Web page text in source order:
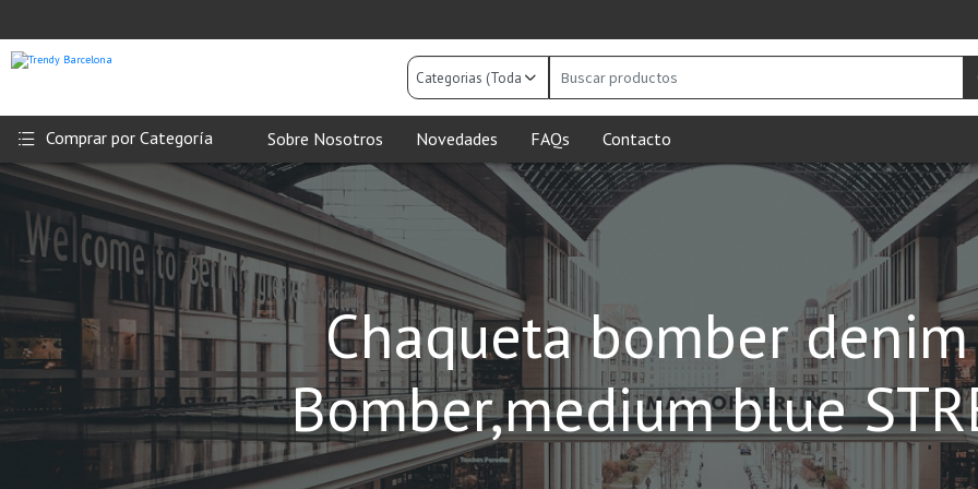
Categorias
(Todas)
productos
Comprar por Categoría Sobre Nosotros Novedades FAQs Contacto
Chaqueta bomber
Bomber,medium blue